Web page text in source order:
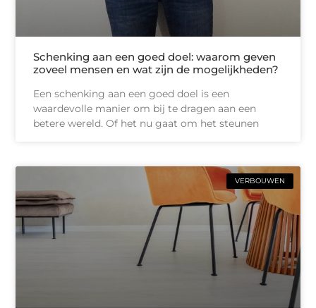
Schenking aan een goed doel: waarom geven
zoveel mensen en wat zijn de mogelijkheden?
Een schenking aan een goed doel is een
waardevolle manier om bij te dragen aan een
betere wereld. Of het nu gaat om het steunen
VERBOUWEN